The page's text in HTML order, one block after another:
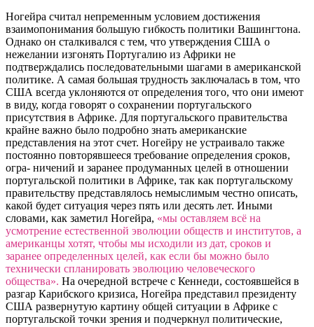
Ногейра считал непременным условием достижения
взаимопонимания большую гибкость политики Вашингтона.
Однако он сталкивался с тем, что утверждения США о
нежелании изгонять Португалию из Африки не
подтверждались последовательными шагами в американской
политике. А самая большая трудность заключалась в том, что
США всегда уклоняются от определения того, что они имеют
в виду, когда говорят о сохранении португальского
присутствия в Африке. Для португальского правительства
крайне важно было подробно знать американские
представления на этот счет. Ногейру не устраивало также
постоянно повторявшееся требование определения сроков,
огра- ничений и заранее продуманных целей в отношении
португальской политики в Африке, так как португальскому
правительству представлялось немыслимым честно описать,
какой будет ситуация через пять или десять лет. Иными
словами, как заметил Ногейра, «мы оставляем всё на
усмотрение естественной эволюции обществ и институтов, а
американцы хотят, чтобы мы исходили из дат, сроков и
заранее определенных целей, как если бы можно было
технически спланировать эволюцию человеческого
общества». На очередной встрече с Кеннеди, состоявшейся в
разгар Карибского кризиса, Ногейра представил президенту
США развернутую картину общей ситуации в Африке с
португальской точки зрения и подчеркнул политические,